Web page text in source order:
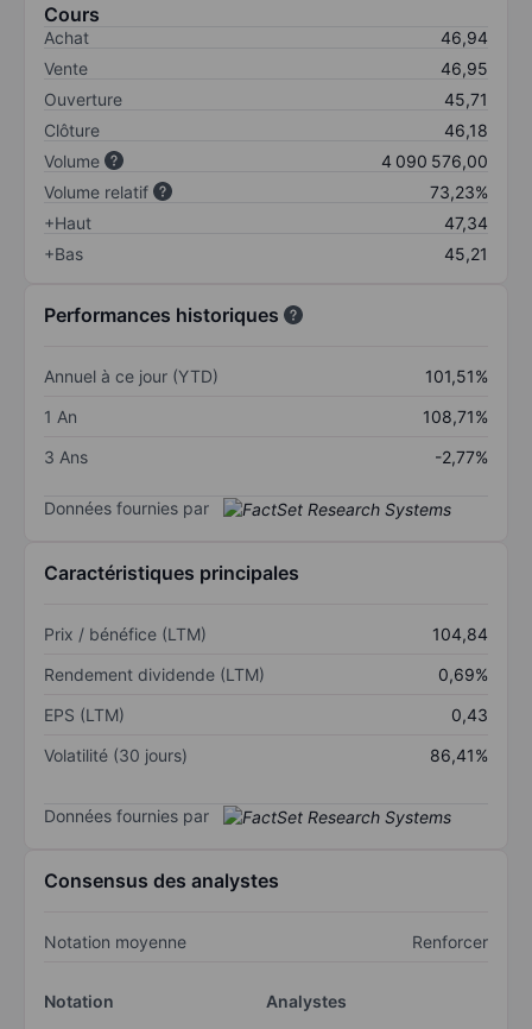
Cours
Achat
46,94
Vente
46,95
Ouverture
45,71
Clôture
46,18
Volume
4 090 576,00
Volume relatif
73,23%
+Haut
47,34
+Bas
45,21
Performances historiques
Annuel à ce jour (YTD)
101,51%
1 An
108,71%
3 Ans
-2,77%
Données fournies par
Caractéristiques principales
Prix / bénéfice (LTM)
104,84
Rendement dividende (LTM)
0,69%
EPS (LTM)
0,43
Volatilité (30 jours)
86,41%
Données fournies par
Consensus des analystes
Notation moyenne Renforcer
Notation
Analystes